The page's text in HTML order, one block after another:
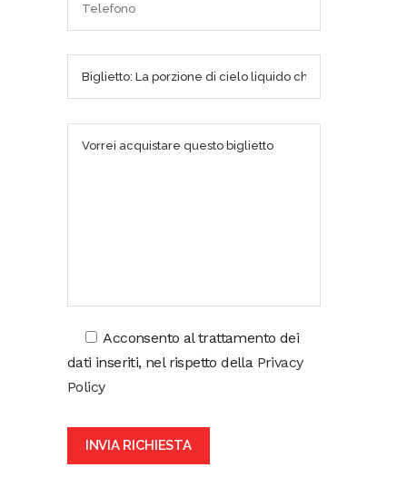
Acconsento al trattamento dei
dati inseriti, nel rispetto della Privacy
Policy